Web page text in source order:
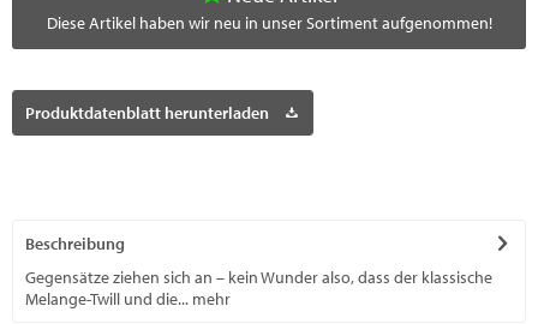
Diese Artikel haben wir neu in unser Sortiment aufgenommen!
Produktdatenblatt herunterladen
Beschreibung
Gegensätze ziehen sich an – kein Wunder also, dass der klassische
Melange-Twill und die... mehr